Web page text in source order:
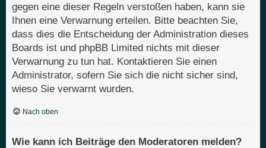
gegen eine dieser Regeln verstoßen haben, kann sie
Ihnen eine Verwarnung erteilen. Bitte beachten Sie,
dass dies die Entscheidung der Administration dieses
Boards ist und phpBB Limited nichts mit dieser
Verwarnung zu tun hat. Kontaktieren Sie einen
Administrator, sofern Sie sich die nicht sicher sind,
wieso Sie verwarnt wurden.
Nach oben
Wie kann ich Beiträge den Moderatoren melden?